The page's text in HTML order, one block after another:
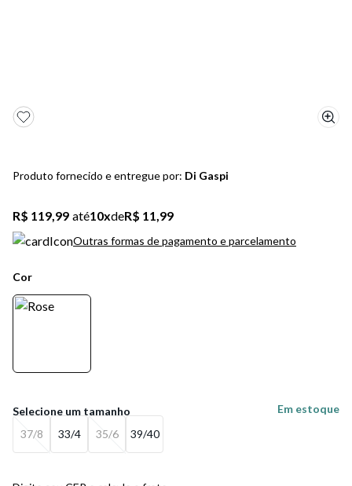
Produto fornecido e entregue por: Di Gaspi
R$ 119,99 até10xdeR$ 11,99
Outras formas de pagamento e parcelamento
Cor
37/8 33/4 35/6 39/40
Em estoque